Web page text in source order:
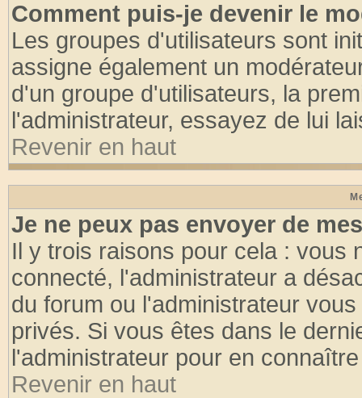
Comment puis-je devenir le
Les groupes d'utilisateurs sont
assigne également un
d'un groupe d'utilisateurs, la
l'administrateur, essayez de lui
Revenir en haut
Je ne peux pas envoyer de
Il y trois raisons pour cela : vous
connecté, l'administrateur a
du forum ou l'administrateur
privés. Si vous êtes dans le
l'administrateur pour en
Revenir en haut